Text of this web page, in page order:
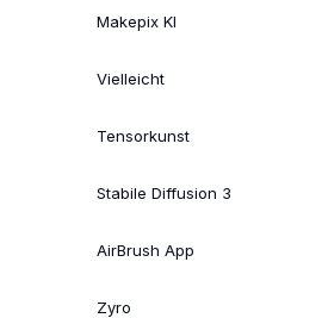
Makepix KI
Vielleicht
Tensorkunst
Stabile Diffusion 3
AirBrush App
Zyro